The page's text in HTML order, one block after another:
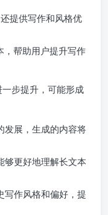
提供写作和风格优
，帮助用户提升写作
步提升，可能形成
发展，生成的内容将
够更好地理解长文本
写作风格和偏好，提